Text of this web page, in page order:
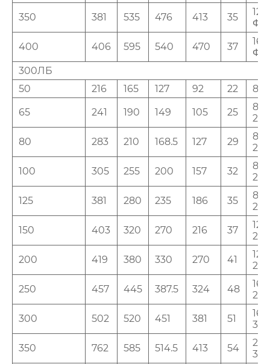
350 381 535 476 413 35
12-
400 406 595 540 470 37
16-
300ЛБ
50
216 165 127 92 22 8-
65 241 190 149 105 25
8-
22
80 283 210 168.5 127 29
8-
22
100 305 255 200 157 32
8-
22
125 381 280 235 186 35
8-
22
150 403 320 270 216 37
12-
22
200 419 380 330 270 41
12-
25
250 457 445 387.5 324 48
16-
29
300 502 520 451 381 51
16-
32
350 762 585 514.5 413 54
20-
32